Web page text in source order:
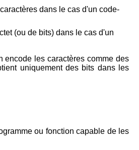
dans le cas d'un code-
(ou de bits) dans le cas d'un
encode les caractères comme des
uniquement des bits dans les
ou fonction capable de les